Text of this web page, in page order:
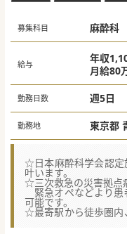
募集科目 麻酔科
給与
年収
月給80
勤務日数 週5日
勤務地
☆日本麻酔科学会認定
叶います。
☆三次救急の災害拠点
緊急オペなどより患
可能です。
☆最寄駅から徒歩圏内
です。